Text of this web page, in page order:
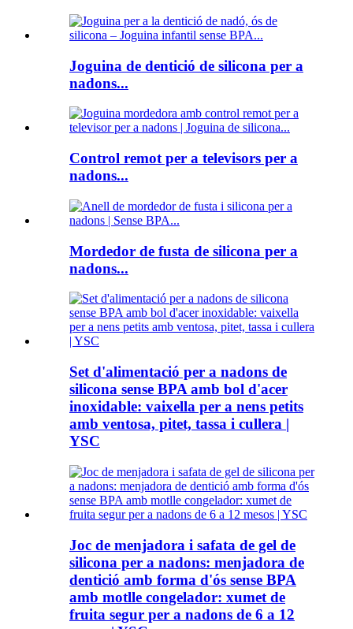
Joguina de dentició de silicona per a
nadons...
Control remot per a televisors per a
nadons...
Mordedor de fusta de silicona per a
nadons...
Set d'alimentació per a nadons de
silicona sense BPA amb bol d'acer
inoxidable: vaixella per a nens petits
amb ventosa, pitet, tassa i cullera |
YSC
Joc de menjadora i safata de gel de
silicona per a nadons: menjadora de
dentició amb forma d'ós sense BPA
amb motlle congelador: xumet de
fruita segur per a nadons de 6 a 12